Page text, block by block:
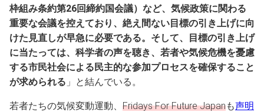
枠組み条約第26回締約国会議）など、気候政策に関わる
重要な会議を控えており、絶え間ない目標の引き上げに向
けた見直しが早急に必要である。そして、目標の引き上げ
に当たっては、科学者の声を聴き、若者や気候危機を憂慮
する市民社会による民主的な参加プロセスを確保すること
が求められる 」と結んでいる。
若者たちの気候変動運動、 Fridays For Future Japanも声明